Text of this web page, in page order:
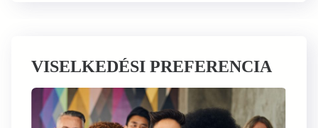
VISELKEDÉSI PREFERENCIA